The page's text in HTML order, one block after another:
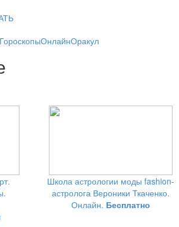
ГороскопыОнлайнОракул
Школа астрологии моды fashion-
астролога Вероники Ткаченко.
Онлайн. Бесплатно